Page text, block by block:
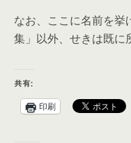
なお、ここに名前を
集」以外、せきは既に
共有:
印刷